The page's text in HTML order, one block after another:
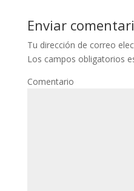
Enviar
Tu dirección de correo
Los campos obligatorios
Comentario